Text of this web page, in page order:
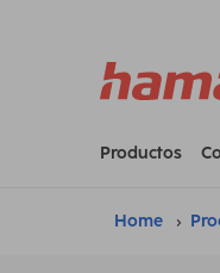
Productos
Home